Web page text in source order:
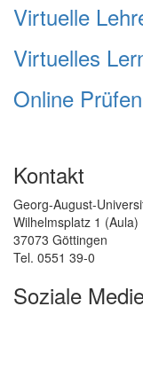
Virtuelle
Virtuelles
Online Prüfen
Kontakt
Georg-August-
Wilhelmsplatz 1 (Aula)
37073 Göttingen
Tel. 0551 39-0
Soziale